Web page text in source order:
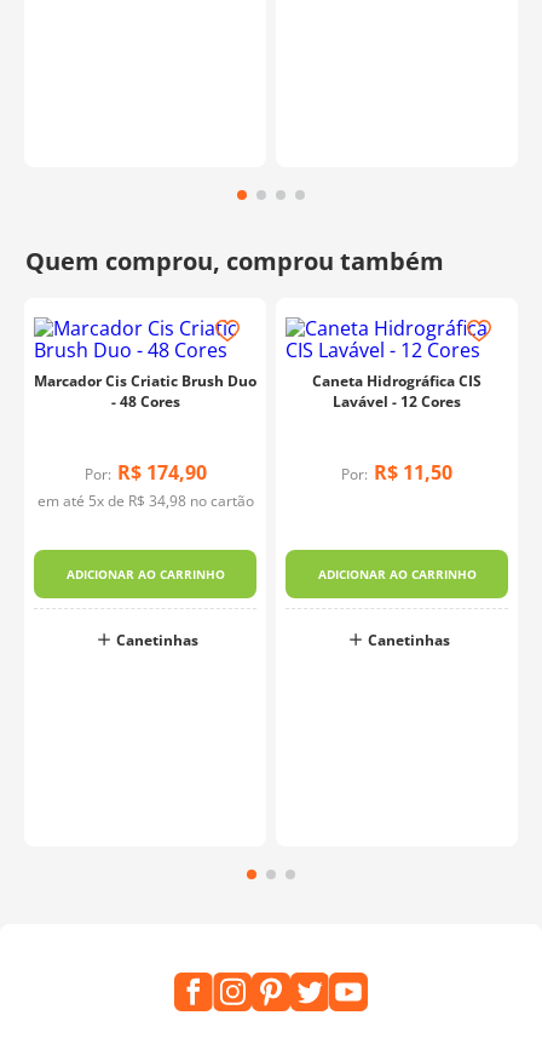
Marcador Cis Criatic Brush Duo
- 48 Cores
Por: R$ 174,90
em até 5x de R$ 34,98no cartão
ADICIONAR AO CARRINHO
Canetinhas
Caneta Hidrográfica CIS
Lavável - 12 Cores
Por: R$ 11,50
ADICIONAR AO CARRINHO
Canetinhas